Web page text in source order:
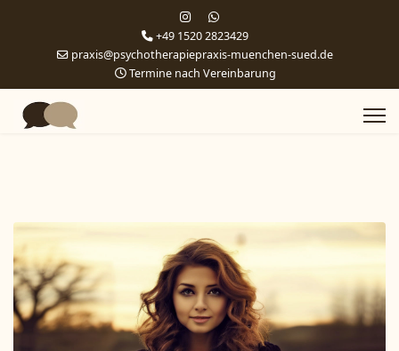
+49 1520 2823429
praxis@psychotherapiepraxis-muenchen-sued.de
Termine nach Vereinbarung